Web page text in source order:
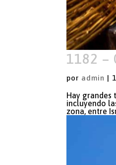
1182 –
por admin |
Hay grandes
incluyendo
zona, entre